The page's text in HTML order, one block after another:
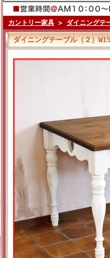
カントリー家具 > ダイニングテ
ダイニングテーブル（２）